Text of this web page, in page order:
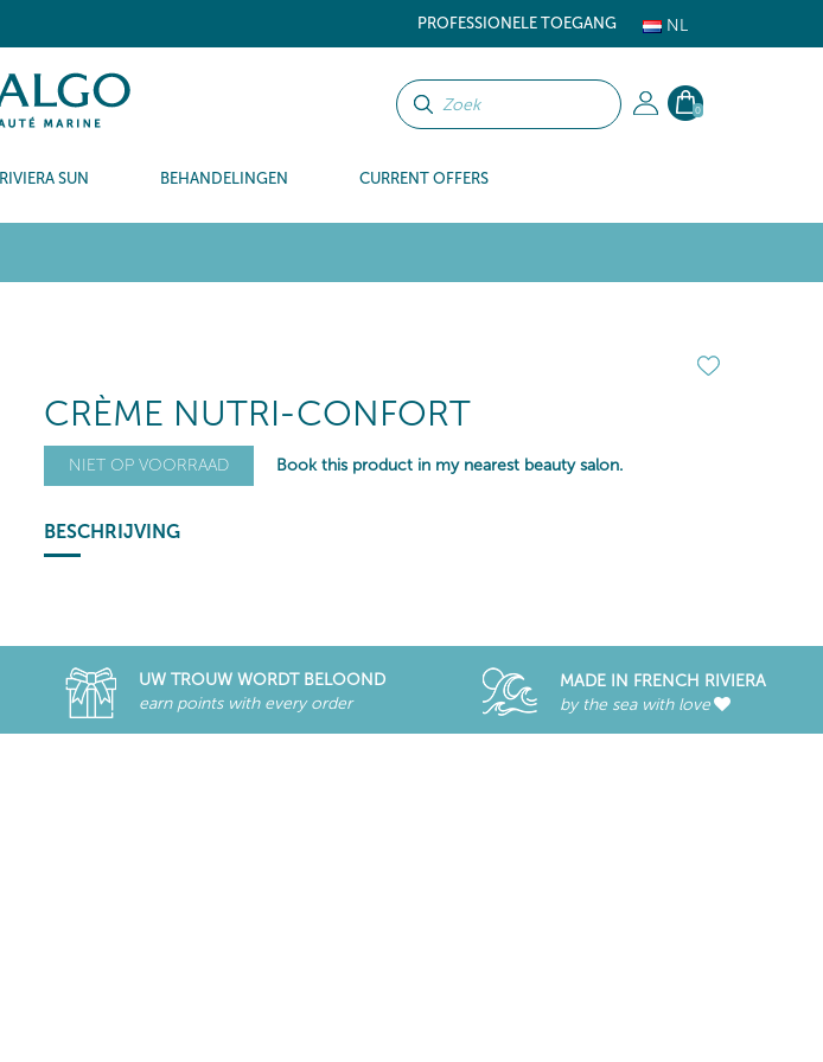
NL
PROFESSIONELE TOEGANG
0
RIVIERA SUN BEHANDELINGEN CURRENT OFFERS
CRÈME NUTRI-CONFORT
NIET OP VOORRAAD Book this product in my nearest beauty salon.
BESCHRIJVING
UW TROUW WORDT BELOOND
earn points with every order
MADE IN FRENCH RIVIERA
by the sea with love